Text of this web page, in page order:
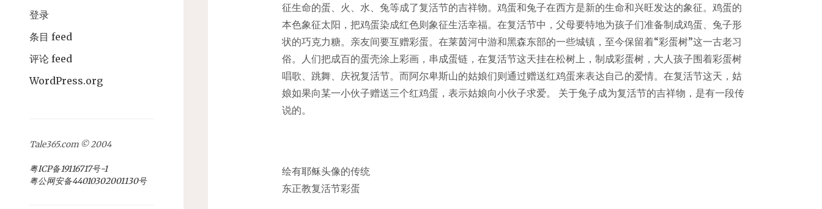
登录
条目 feed
评论 feed
WordPress.org
Tale365.com © 2004
粤ICP备19116717号-1
粤公网安备44010302001130号
征生命的蛋、火、水、兔等成了复活节的吉祥物。鸡蛋和兔子在西方是新的生命和兴旺发达的象征。鸡蛋的
本色象征太阳，把鸡蛋染成红色则象征生活幸福。在复活节中，父母要特地为孩子们准备制成鸡蛋、兔子形
状的巧克力糖。亲友间要互赠彩蛋。在莱茵河中游和黑森东部的一些城镇，至今保留着“彩蛋树”这一古老习
俗。人们把成百的蛋壳涂上彩画，串成蛋链，在复活节这天挂在松树上，制成彩蛋树，大人孩子围着彩蛋树
唱歌、跳舞、庆祝复活节。而阿尔卑斯山的姑娘们则通过赠送红鸡蛋来表达自己的爱情。在复活节这天，姑
娘如果向某一小伙子赠送三个红鸡蛋，表示姑娘向小伙子求爱。 关于兔子成为复活节的吉祥物，是有一段传
说的。
绘有耶稣头像的传统
东正教复活节彩蛋